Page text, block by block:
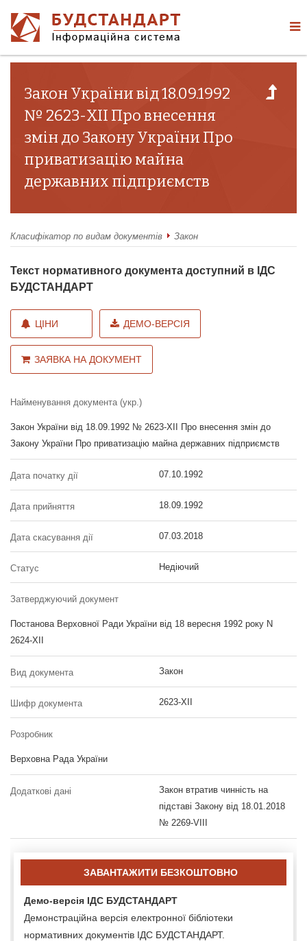
Закон України від 18.09.1992
№ 2623-XII Про внесення
змін до Закону України Про
приватизацію майна
державних підприємств
Класифікатор по видам документів Закон
Текст нормативного документа доступний в ІДС
БУДСТАНДАРТ
ЦІНИ ДЕМО-ВЕРСІЯ
ЗАЯВКА НА ДОКУМЕНТ
Найменування документа (укр.)
Закон України від 18.09.1992 № 2623-XII Про внесення змін до
Закону України Про приватизацію майна державних підприємств
Дата початку дії 07.10.1992
Дата прийняття 18.09.1992
Дата скасування дії 07.03.2018
Статус Недіючий
Затверджуючий документ
Постанова Верховної Ради України від 18 вересня 1992 року N
2624-XII
Вид документа Закон
Шифр документа 2623-XII
Розробник
Верховна Рада України
Додаткові дані
Закон втратив чинність на
підставі Закону від 18.01.2018
№ 2269-VIII
ЗАВАНТАЖИТИ БЕЗКОШТОВНО
Демо-версія ІДС БУДСТАНДАРТ
Демонстраційна версія електронної бібліотеки
нормативних документів ІДС БУДСТАНДАРТ.